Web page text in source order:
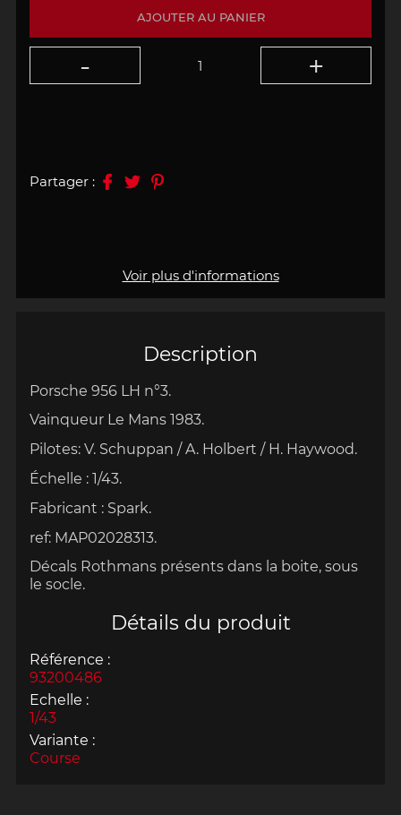
Description
Porsche 956 LH n°3.
Vainqueur Le Mans 1983.
Pilotes: V. Schuppan / A. Holbert / H. Haywood.
Échelle : 1/43.
Fabricant : Spark.
ref: MAP02028313.
Décals Rothmans présents dans la boite, sous
le socle.
Détails du produit
Référence :
93200486
Echelle :
1/43
Variante :
Course
Voir plus d'informations
AJOUTER AU PANIER
Partager :